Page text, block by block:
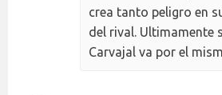
crea tanto peligro en
del rival. Ultimamente
Carvajal va por el